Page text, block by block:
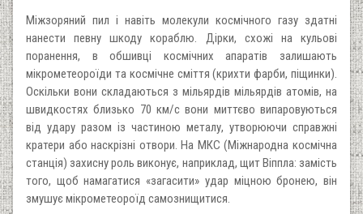
Міжзоряний пил і навіть молекули космічного газу здатні
нанести певну шкоду кораблю. Дірки, схожі на кульові
поранення, в обшивці космічних апаратів залишають
мікрометеороїди та космічне сміття (крихти фарби, піщинки).
Оскільки вони складаються з мільярдів мільярдів атомів, на
швидкостях близько 70 км/с вони миттєво випаровуються
від удару разом із частиною металу, утворюючи справжні
кратери або наскрізні отвори. На МКС (Міжнародна космічна
станція) захисну роль виконує, наприклад, щит Віппла: замість
того, щоб намагатися «загасити» удар міцною бронею, він
змушує мікрометеороїд самознищитися.